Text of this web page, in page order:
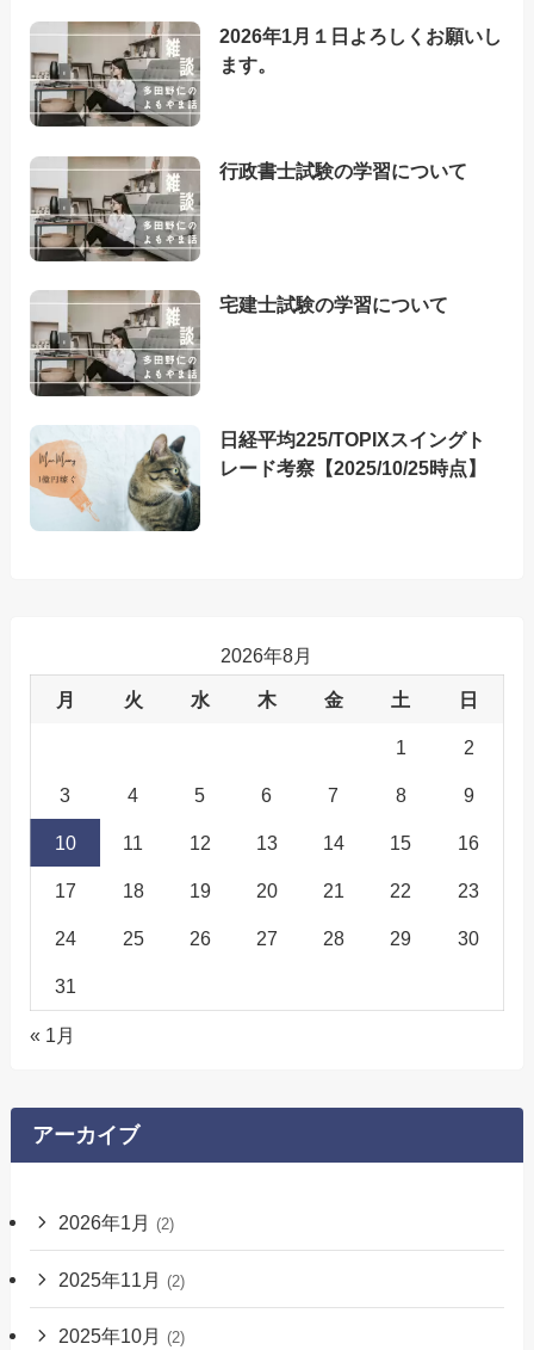
2026年1月１日よろしくお願いし
ます。
行政書士試験の学習について
宅建士試験の学習について
日経平均225/TOPIXスイングト
レード考察【2025/10/25時点】
2026年8月
月 火 水 木 金 土 日
1 2
3 4 5 6 7 8 9
10 11 12 13 14 15 16
17 18 19 20 21 22 23
24 25 26 27 28 29 30
31
« 1月
アーカイブ
2026年1月 (2)
2025年11月 (2)
2025年10月 (2)